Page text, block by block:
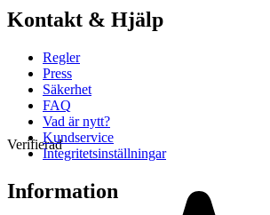
Verifierad
Kontakt & Hjälp
Regler
Press
Säkerhet
FAQ
Vad är nytt?
Kundservice
Integritetsinställningar
Information